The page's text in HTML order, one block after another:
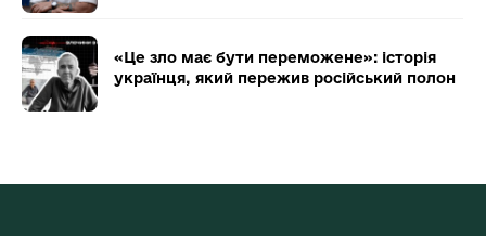
«Це зло має бути переможене»: історія
українця, який пережив російський полон